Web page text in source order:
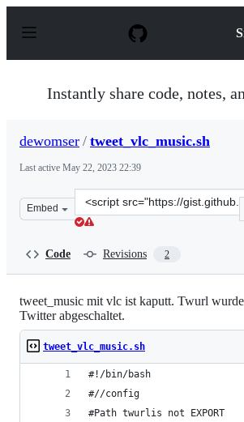
p
Instantly share code, notes,
dewomser / tweet_vlc_music.sh
Last active May 22, 2023 22:39
Embed
Clone
this
Code Revisions 2
tweet_music mit vlc ist kaputt. Twurl
Twitter abgeschaltet.
tweet_vlc_music.sh
#!/bin/bash
#//config
#Path twurlis not EXPORT